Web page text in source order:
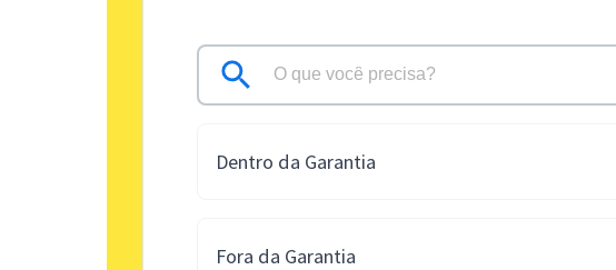
Dentro da Garantia
Fora da Garantia